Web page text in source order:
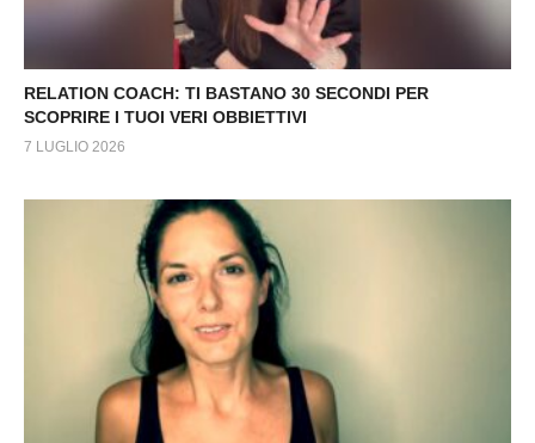
RELATION COACH: TI BASTANO 30 SECONDI PER
SCOPRIRE I TUOI VERI OBBIETTIVI
7 LUGLIO 2026